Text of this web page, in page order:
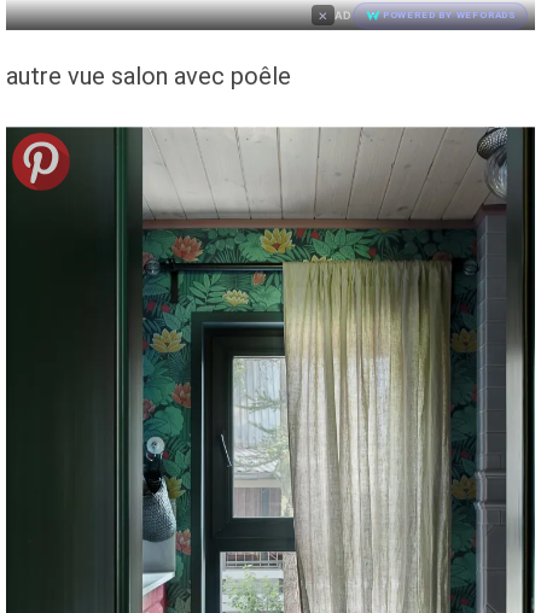
× AD POWERED BY WEFORADS
autre vue salon avec poêle